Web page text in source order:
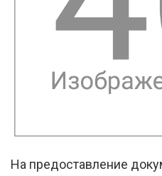
На предоставление